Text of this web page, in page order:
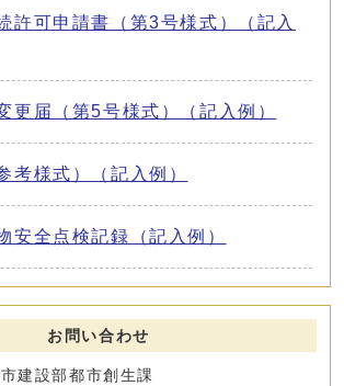
許可申請書（第3号様式）（記入
更届（第5号様式）（記入例）
考様式）（記入例）
安全点検記録（記入例）
お問い合わせ
建設部都市創生課